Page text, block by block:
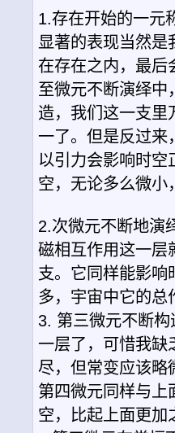
1.存在开始的一元
显著的表现当然是
在存在之内，最后
至微元不断演绎中
造，我们这一支里
一了。但是反过来
以引力会影响时空
空，无论多么微小
2.次微元不断地演
磁相互作用这一层
支。它同样能影响
多，宇宙中它的总
3. 第三微元不断
一层了，可惜我缺
尽，但常变应该略
第四微元同样与上
空，比起上面更加